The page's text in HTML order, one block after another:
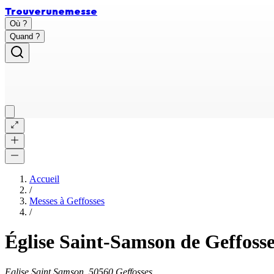
Trouverunemesse
Où ?
Quand ?
Accueil
/
Messes à Geffosses
/
Église Saint-Samson de
Eglise Saint Samson, 50560 Geffosses